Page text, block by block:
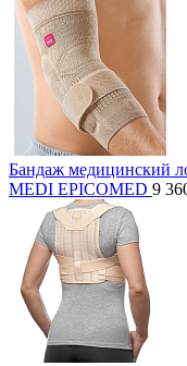
Бандаж медицинский
MEDI EPICOMED 9